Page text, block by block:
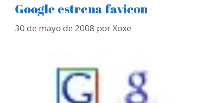
Google estrena favicon
30 de mayo de 2008 porXoxe